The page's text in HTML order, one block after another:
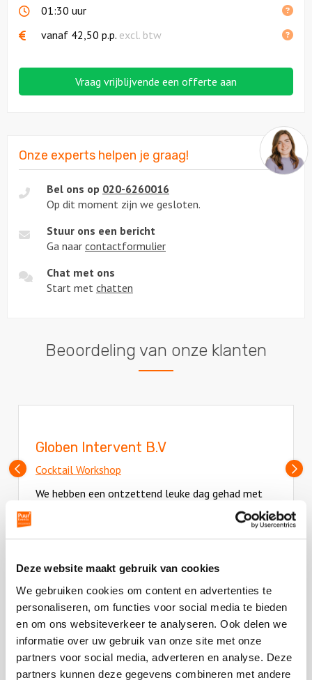
Deze website maakt gebruik van cookies
We gebruiken cookies om content en advertenties te
personaliseren, om functies voor social media te bieden
en om ons websiteverkeer te analyseren. Ook delen we
informatie over uw gebruik van onze site met onze
partners voor social media, adverteren en analyse. Deze
partners kunnen deze gegevens combineren met andere
01:30 uur
vanaf 42,50 p.p. excl. btw
Vraag vrijblijvende een offerte aan
Onze experts helpen je graag!
Bel ons op 020-6260016
Op dit moment zijn we gesloten.
Stuur ons een bericht
Ga naar contactformulier
Chat met ons
Start met chatten
Beoordeling van onze klanten
Vorige
slide
Globen Intervent B.V
Cocktail Workshop
We hebben een ontzettend leuke dag gehad met
elkaar. Alles was tot in de puntjes verzorgd. De
Deze
kreeg
als
cijfer
een
5
- Alinda van Winsen | Globen Intervent B.V